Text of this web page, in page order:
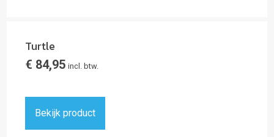
Turtle
€ 84,95 incl. btw.
Bekijk product